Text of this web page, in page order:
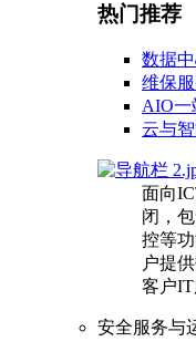
热门推荐
数据
维保
AIO一
云与
面向
闭，
控等
户提
客户IT
安全服务与